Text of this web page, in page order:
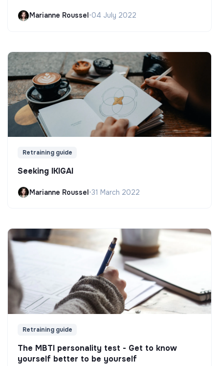
Marianne Roussel•04 July 2022
Retraining guide
Seeking IKIGAI
Marianne Roussel•31 March 2022
Retraining guide
The MBTI personality test - Get to know
yourself better to be yourself